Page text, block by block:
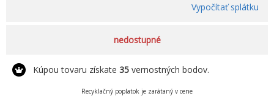
Vypočítať splátku
nedostupné
Kúpou tovaru získate 35 vernostných bodov.
Recyklačný poplatok je zarátaný v cene